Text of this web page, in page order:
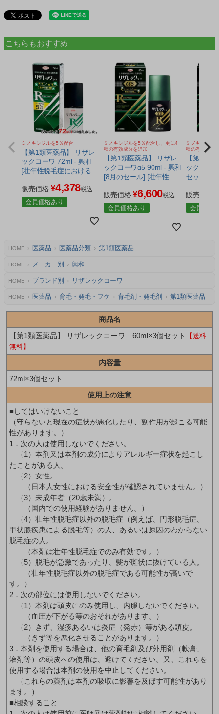
こちらもおすすめ
ミノキシジルを5％配合
【第1類医薬品】 リザレ
ックコーワ 72ml - 興和
[壮年性脱毛症における発
販売価格 ¥4,378税込
会員価格あり
ミノキシジルを5％配合し、更に4
種の有効成分を追加
【第1類医薬品】 リザレ
ックコーワα5 90ml - 興和
[8月のセール] [壮年性脱
販売価格 ¥6,600税込
会員価格あり
ミノキシジル
種の有効成分
【第1類
ックコー
セット -
る発毛/育
販売価格
会員価格
HOME 医薬品 医薬品分類 第1類医薬品
HOME メーカー別 興和
HOME ブランド別 リザレックコーワ
HOME 医薬品 育毛・発毛・フケ 育毛剤・発毛剤 第1類医薬品
商品名
【第1類医薬品】 リザレックコーワ 60ml×3個セット
【送料
無料】
内容量
72ml×3個セット
使用上の注意
■してはいけないこと
（守らないと現在の症状が悪化したり、副作用が起こる可能
性があります。）
1．次の人は使用しないでください。
（1）本剤又は本剤の成分によりアレルギー症状を起こし
たことがある人。
（2）女性。
（日本人女性における安全性が確認されていません。）
（3）未成年者（20歳未満）。
（国内での使用経験がありません。）
（4）壮年性脱毛症以外の脱毛症（例えば、円形脱毛症、
甲状腺疾患による脱毛等）の人、あるいは原因のわからない
脱毛症の人。
（本剤は壮年性脱毛症でのみ有効です。）
（5）脱毛が急激であったり、髪が斑状に抜けている人。
（壮年性脱毛症以外の脱毛症である可能性が高いで
す。）
2．次の部位には使用しないでください。
（1）本剤は頭皮にのみ使用し、内服しないでください。
（血圧が下がる等のおそれがあります。）
（2）きず、湿疹あるいは炎症（発赤）等がある頭皮。
（きず等を悪化させることがあります。）
3．本剤を使用する場合は、他の育毛剤及び外用剤（軟膏、
液剤等）の頭皮への使用は、避けてください。又、これらを
使用する場合は本剤の使用を中止してください。
（これらの薬剤は本剤の吸収に影響を及ぼす可能性があり
ます。）
■相談すること